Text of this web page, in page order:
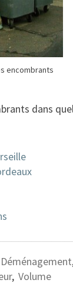
encombrants
dans
Déménagement
, Volume